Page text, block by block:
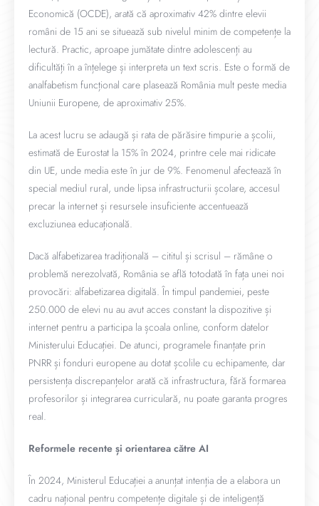
Economică (OCDE), arată că aproximativ 42% dintre elevii
români de 15 ani se situează sub nivelul minim de competențe la
lectură. Practic, aproape jumătate dintre adolescenți au
dificultăți în a înțelege și interpreta un text scris. Este o formă de
analfabetism funcțional care plasează România mult peste media
Uniunii Europene, de aproximativ 25%.
La acest lucru se adaugă și rata de părăsire timpurie a școlii,
estimată de Eurostat la 15% în 2024, printre cele mai ridicate
din UE, unde media este în jur de 9%. Fenomenul afectează în
special mediul rural, unde lipsa infrastructurii școlare, accesul
precar la internet și resursele insuficiente accentuează
excluziunea educațională.
Dacă alfabetizarea tradițională – cititul și scrisul – rămâne o
problemă nerezolvată, România se află totodată în fața unei noi
provocări: alfabetizarea digitală. În timpul pandemiei, peste
250.000 de elevi nu au avut acces constant la dispozitive și
internet pentru a participa la școala online, conform datelor
Ministerului Educației. De atunci, programele finanțate prin
PNRR și fonduri europene au dotat școlile cu echipamente, dar
persistența discrepanțelor arată că infrastructura, fără formarea
profesorilor și integrarea curriculară, nu poate garanta progres
real.
Reformele recente și orientarea către AI
În 2024, Ministerul Educației a anunțat intenția de a elabora un
cadru național pentru competențe digitale și de inteligență